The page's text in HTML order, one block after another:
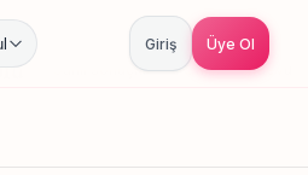
Giriş Üye Ol
Pet Kuaforu
Canlı sonuçlar Online randevu